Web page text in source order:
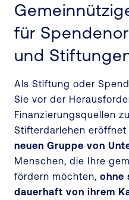
für
und
Als Stiftung oder
Sie vor der
Finanzierungsquellen
Stifterdarlehen
neuen Gruppe von
Menschen, die Ihre
fördern möchten, ohne
dauerhaft von ihrem